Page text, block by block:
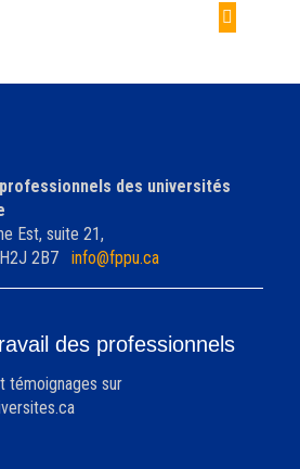
Pause université en
des universités
Est, suite 21,
2B7 info@fppu.ca
des professionnels
témoignages sur